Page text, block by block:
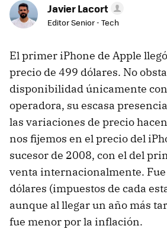
Javier Lacort
Editor Senior - Tech
El primer iPhone de Apple
precio de 499 dólares. No
disponibilidad únicamente
operadora, su escasa
las variaciones de precio
nos fijemos en el precio del
sucesor de 2008, con el del
venta internacionalmente.
dólares (impuestos de cada
aunque al llegar un año más
fue menor por la inflación.